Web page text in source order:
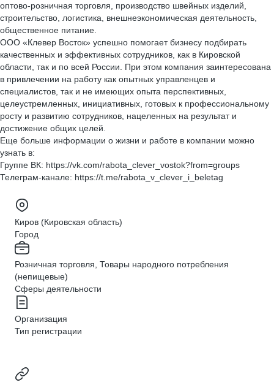
оптово-розничная торговля, производство швейных изделий,
строительство, логистика, внешнеэкономическая деятельность,
общественное питание.
ООО «Клевер Восток» успешно помогает бизнесу подбирать
качественных и эффективных сотрудников, как в Кировской
области, так и по всей России. При этом компания заинтересована
в привлечении на работу как опытных управленцев и
специалистов, так и не имеющих опыта перспективных,
целеустремленных, инициативных, готовых к профессиональному
росту и развитию сотрудников, нацеленных на результат и
достижение общих целей.
Еще больше информации о жизни и работе в компании можно
узнать в:
Группе ВК: https://vk.com/rabota_clever_vostok?from=groups
Телеграм-канале: https://t.me/rabota_v_clever_i_beletag
Киров (Кировская область)
Город
Розничная торговля, Товары народного потребления
(непищевые)
Сферы деятельности
Организация
Тип регистрации